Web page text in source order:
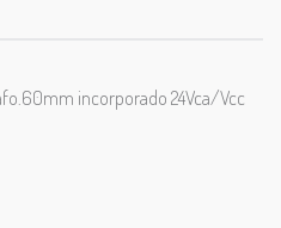
incorporado 24Vca/Vcc